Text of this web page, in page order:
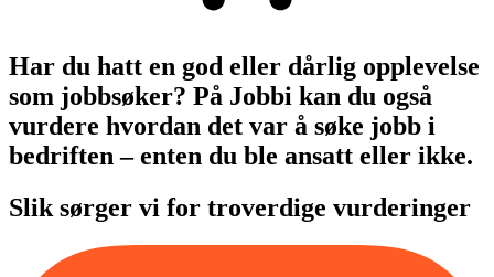
Har du hatt en god eller dårlig opplevelse
som jobbsøker? På Jobbi kan du også
vurdere hvordan det var å søke jobb i
bedriften – enten du ble ansatt eller ikke.
Slik sørger vi for troverdige vurderinger